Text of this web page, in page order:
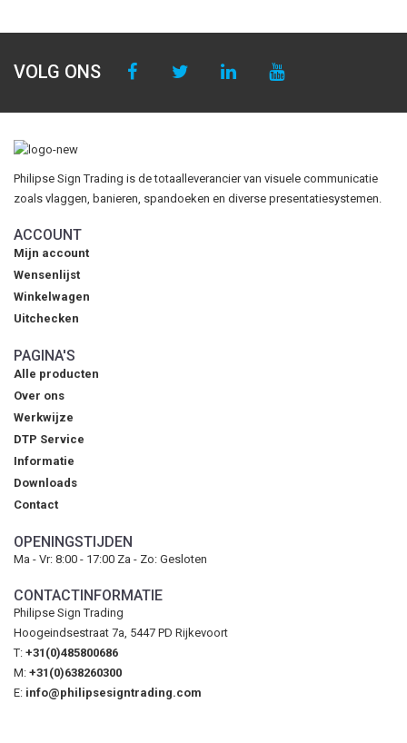
VOLG ONS
Philipse Sign Trading is de totaalleverancier van visuele communicatie
zoals vlaggen, banieren, spandoeken en diverse presentatiesystemen.
ACCOUNT
Mijn account
Wensenlijst
Winkelwagen
Uitchecken
PAGINA'S
Alle producten
Over ons
Werkwijze
DTP Service
Informatie
Downloads
Contact
OPENINGSTIJDEN
Ma - Vr: 8:00 - 17:00 Za - Zo: Gesloten
CONTACTINFORMATIE
Philipse Sign Trading
Hoogeindsestraat 7a, 5447 PD Rijkevoort
T: +31(0)485800686
M: +31(0)638260300
E: info@philipsesigntrading.com